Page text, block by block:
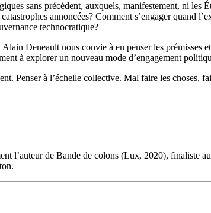
sans précédent, auxquels, manifestement, ni
annoncées? Comment s’engager quand
technocratique?
Deneault nous convie à en penser les prémisses
à explorer un nouveau mode d’engagement
Penser à l’échelle collective. Mal faire les choses,
l’auteur de Bande de colons (Lux, 2020), finaliste